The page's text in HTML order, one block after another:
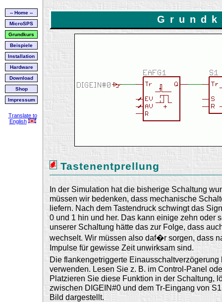
-- Home --
MicroSPS
Grundkurs
Beispiele
Installation
Hardware
Download
Shop
Impressum
Translate to
English
Tastenentprellung
In der Simulation hat die bisherige Schaltung
müssen wir bedenken, dass mechanische
liefern. Nach dem Tastendruck schwingt das
0 und 1 hin und her. Das kann einige zehn oder
unserer Schaltung hätte das zur Folge, dass
wechselt. Wir müssen also daf�r sorgen, dass
Impulse für gewisse Zeit unwirksam sind.
Die flankengetriggerte
verwenden. Lesen Sie z. B. im Control-Panel
Platzieren Sie diese Funktion in der Schaltung,
zwischen DIGEIN#0 und dem Tr-Eingang von
Bild dargestellt.